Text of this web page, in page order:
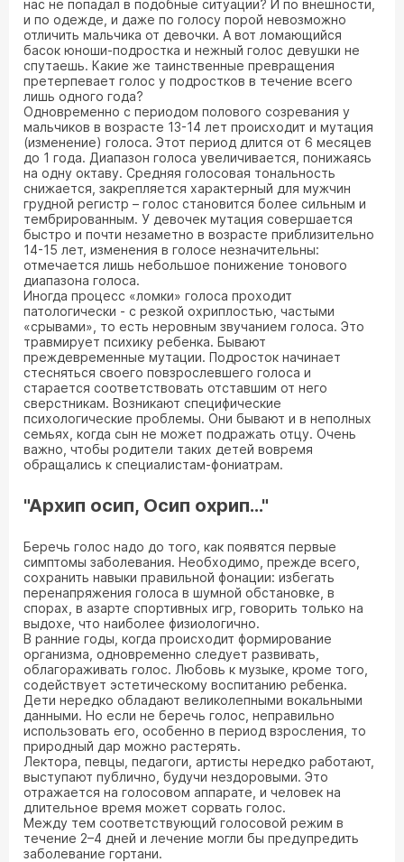
нас не попадал в подобные ситуации? И по внешности,
и по одежде, и даже по голосу порой невозможно
отличить мальчика от девочки. А вот ломающийся
басок юноши-подростка и нежный голос девушки не
спутаешь. Какие же таинственные превращения
претерпевает голос у подростков в течение всего
лишь одного года?
Одновременно с периодом полового созревания у
мальчиков в возрасте 13-14 лет происходит и мутация
(изменение) голоса. Этот период длится от 6 месяцев
до 1 года. Диапазон голоса увеличивается, понижаясь
на одну октаву. Средняя голосовая тональность
снижается, закрепляется характерный для мужчин
грудной регистр – голос становится более сильным и
тембрированным. У девочек мутация совершается
быстро и почти незаметно в возрасте приблизительно
14-15 лет, изменения в голосе незначительны:
отмечается лишь небольшое понижение тонового
диапазона голоса.
Иногда процесс «ломки» голоса проходит
патологически - с резкой охриплостью, частыми
«срывами», то есть неровным звучанием голоса. Это
травмирует психику ребенка. Бывают
преждевременные мутации. Подросток начинает
стесняться своего повзрослевшего голоса и
старается соответствовать отставшим от него
сверстникам. Возникают специфические
психологические проблемы. Они бывают и в неполных
семьях, когда сын не может подражать отцу. Очень
важно, чтобы родители таких детей вовремя
обращались к специалистам-фониатрам.
"Архип осип, Осип охрип…"
Беречь голос надо до того, как появятся первые
симптомы заболевания. Необходимо, прежде всего,
сохранить навыки правильной фонации: избегать
перенапряжения голоса в шумной обстановке, в
спорах, в азарте спортивных игр, говорить только на
выдохе, что наиболее физиологично.
В ранние годы, когда происходит формирование
организма, одновременно следует развивать,
облагораживать голос. Любовь к музыке, кроме того,
содействует эстетическому воспитанию ребенка.
Дети нередко обладают великолепными вокальными
данными. Но если не беречь голос, неправильно
использовать его, особенно в период взросления, то
природный дар можно растерять.
Лектора, певцы, педагоги, артисты нередко работают,
выступают публично, будучи нездоровыми. Это
отражается на голосовом аппарате, и человек на
длительное время может сорвать голос.
Между тем соответствующий голосовой режим в
течение 2–4 дней и лечение могли бы предупредить
заболевание гортани.